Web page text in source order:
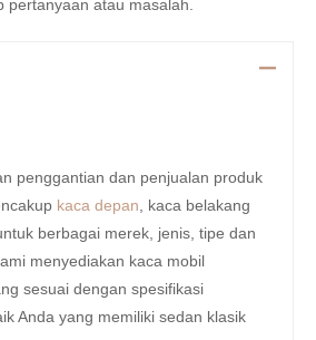
pertanyaan atau masalah.
penggantian dan penjualan produk
kaca depan , kaca belakang
berbagai merek, jenis, tipe dan
menyediakan kaca mobil
sesuai dengan spesifikasi
Anda yang memiliki sedan klasik